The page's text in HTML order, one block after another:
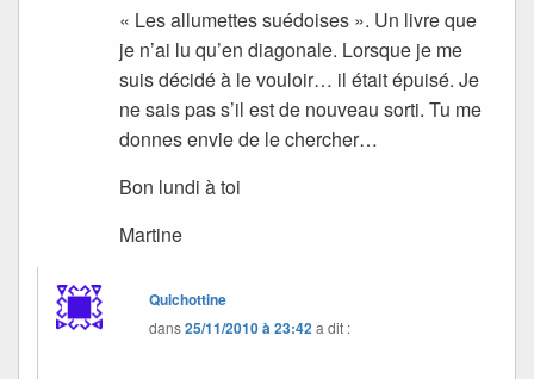
« Les allumettes suédoises ». Un livre que
je n’ai lu qu’en diagonale. Lorsque je me
suis décidé à le vouloir… il était épuisé. Je
ne sais pas s’il est de nouveau sorti. Tu me
donnes envie de le chercher…
Bon lundi à toi
Martine
Quichottine
dans25/11/2010 à 23:42a dit :